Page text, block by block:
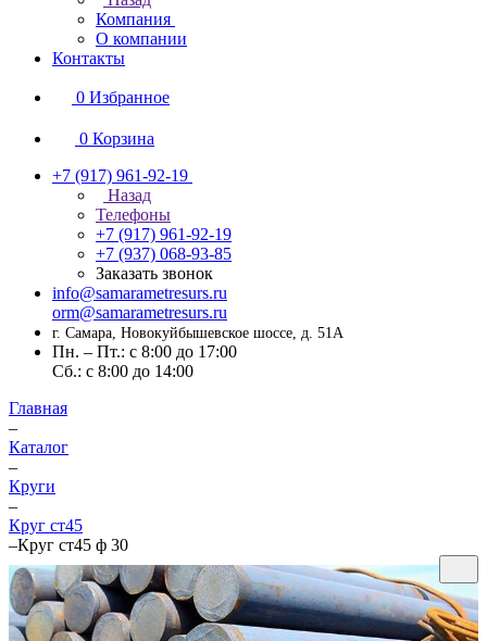
Компания
О компании
Контакты
0 Избранное
0 Корзина
+7 (917) 961-92-19
Назад
Телефоны
+7 (917) 961-92-19
+7 (937) 068-93-85
Заказать звонок
info@samarametresurs.ru
orm@samarametresurs.ru
г. Самара, Новокуйбышевское шоссе, д. 51А
Пн. – Пт.: с 8:00 до 17:00
Cб.: с 8:00 до 14:00
Главная
–
Каталог
–
Круги
–
Круг ст45
–Круг ст45 ф 30